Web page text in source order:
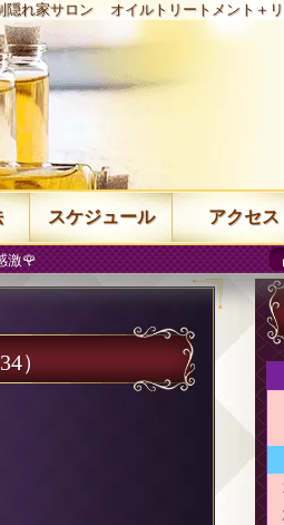
隠れ家サロン オイルトリートメント＋
激🌹
）
スケジュール アクセス